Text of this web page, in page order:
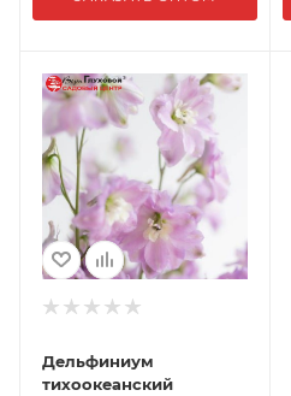
Дельфиниум
тихоокеанский